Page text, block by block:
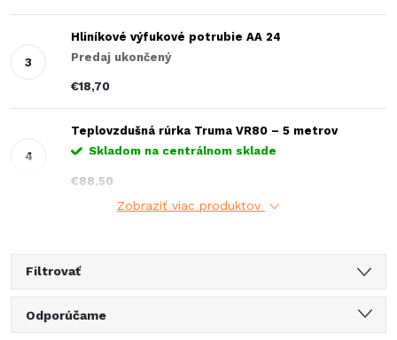
Hliníkové výfukové potrubie AA 24
Predaj ukončený
€18,70
Teplovzdušná rúrka Truma VR80 – 5 metrov
Skladom na centrálnom sklade
€88,50
Zobraziť viac produktov
Filtrovať
R
Odporúčame